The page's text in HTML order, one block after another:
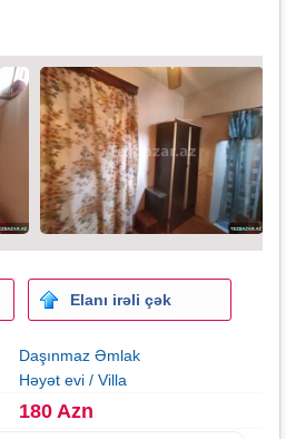
Elanı irəli çək
Daşınmaz Əmlak
Həyət evi / Villa
180 Azn